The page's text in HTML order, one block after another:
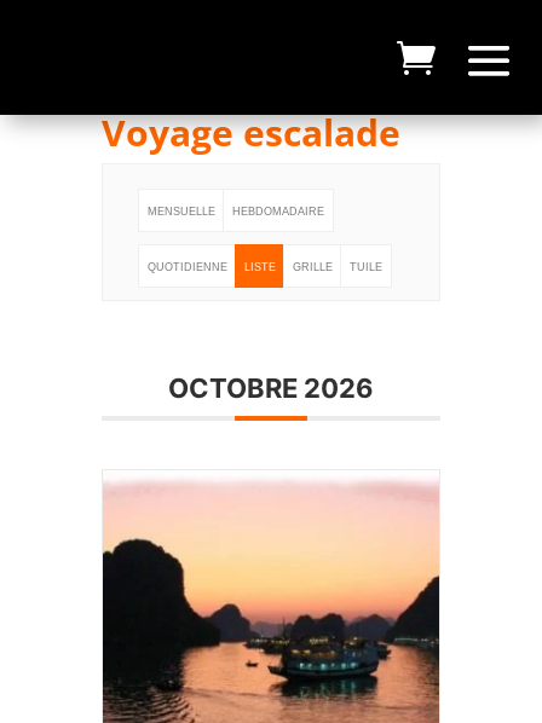
Voyage escalade
MENSUELLE HEBDOMADAIRE
QUOTIDIENNE LISTE GRILLE TUILE
OCTOBRE 2026